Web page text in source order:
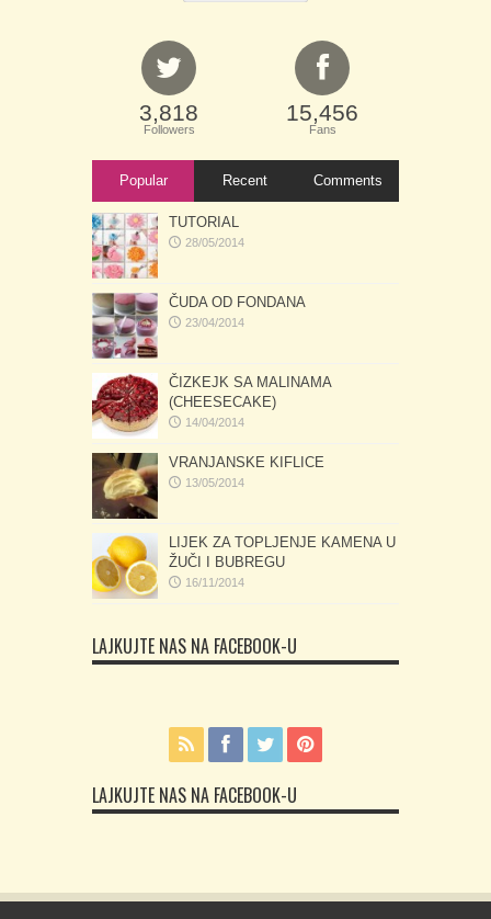
3,818
Followers
15,456
Fans
Popular Recent Comments
TUTORIAL
28/05/2014
ČUDA OD FONDANA
23/04/2014
ČIZKEJK SA MALINAMA
(CHEESECAKE)
14/04/2014
VRANJANSKE KIFLICE
13/05/2014
LIJEK ZA TOPLJENJE KAMENA U
ŽUČI I BUBREGU
16/11/2014
LAJKUJTE NAS NA FACEBOOK-U
LAJKUJTE NAS NA FACEBOOK-U